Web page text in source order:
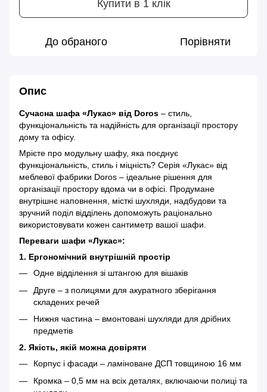
Купити в 1 клік
До обраного Порівняти
Опис
Сучасна шафа «Лукас» від Doros – стиль,
функціональність та надійність для організації простору
дому та офісу.
Мрієте про модульну шафу, яка поєднує
функціональність, стиль і міцність? Серія «Лукас» від
меблевої фабрики Doros – ідеальне рішення для
організації простору вдома чи в офісі. Продумане
внутрішнє наповнення, місткі шухляди, надбудови та
зручний поділ відділень допоможуть раціонально
використовувати кожен сантиметр вашої шафи.
Переваги шафи «Лукас»:
1. Ергономічний внутрішній простір
Одне відділення зі штангою для вішаків
Друге – з полицями для акуратного зберігання
складених речей
Нижня частина – вмонтовані шухляди для дрібних
предметів
2. Якість, якій можна довіряти
Корпус і фасади – ламіноване ДСП товщиною 16 мм
Кромка – 0,5 мм на всіх деталях, включаючи полиці та